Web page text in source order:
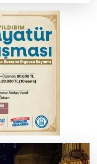
2 yaralı
müzik ve
işçi hayatını